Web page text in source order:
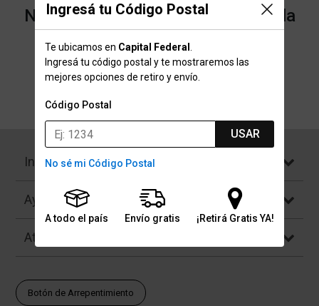
Ingresá tu Código Postal
Te ubicamos en Capital Federal
Ingresá tu código postal y te mostraremos las
mejores opciones de retiro y envío.
Código Postal
USAR
No sé mi Código Postal
A todo el país Envío gratis ¡Retirá Gratis YA!
No encontramos resultados para la
categoría "Racks" que buscaste.
Institucional
Ayuda
Atención al Cliente
Botón de Arrepentimiento